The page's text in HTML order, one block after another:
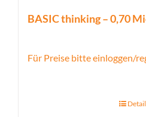
BASIC thinking – 0,70
Für Preise bitte einloggen/